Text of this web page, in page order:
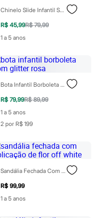
Chinelo Slide Infantil Spot Zaxy Com Estrelas Rosa
R$ 45,99R$ 79,99
1 a 5 anos
Bota Infantil Borboleta Com Glitter Rosa
R$ 79,99R$ 89,99
1 a 5 anos
2 por R$ 199
Sandália Fechada Com Aplicação De Flor Off White
R$ 99,99
1 a 5 anos